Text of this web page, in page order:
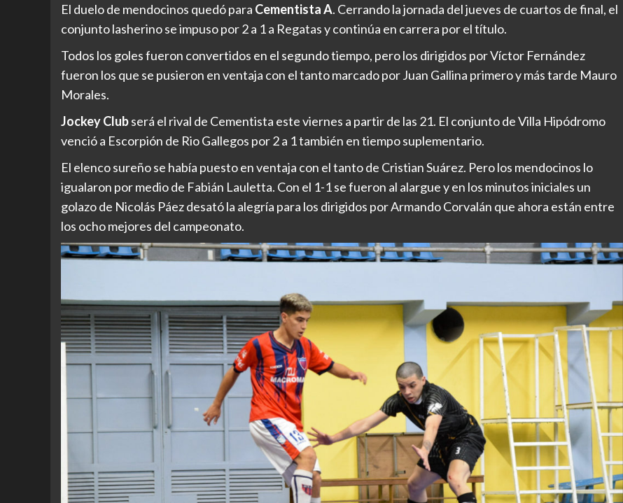
El duelo de mendocinos quedó para Cementista A. Cerrando la jornada del jueves de cuartos de final, el
conjunto lasherino se impuso por 2 a 1 a Regatas y continúa en carrera por el título.
Todos los goles fueron convertidos en el segundo tiempo, pero los dirigidos por Víctor Fernández
fueron los que se pusieron en ventaja con el tanto marcado por Juan Gallina primero y más tarde Mauro
Morales.
Jockey Clubserá el rival de Cementista este viernes a partir de las 21. El conjunto de Villa Hipódromo
venció a Escorpión de Rio Gallegos por 2 a 1 también en tiempo suplementario.
El elenco sureño se había puesto en ventaja con el tanto de Cristian Suárez. Pero los mendocinos lo
igualaron por medio de Fabián Lauletta. Con el 1-1 se fueron al alargue y en los minutos iniciales un
golazo de Nicolás Páez desató la alegría para los dirigidos por Armando Corvalán que ahora están entre
los ocho mejores del campeonato.